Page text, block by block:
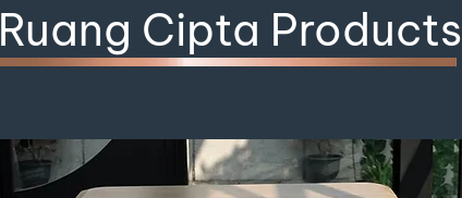
Ruang Cipta Products